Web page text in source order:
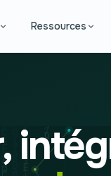
Ressources